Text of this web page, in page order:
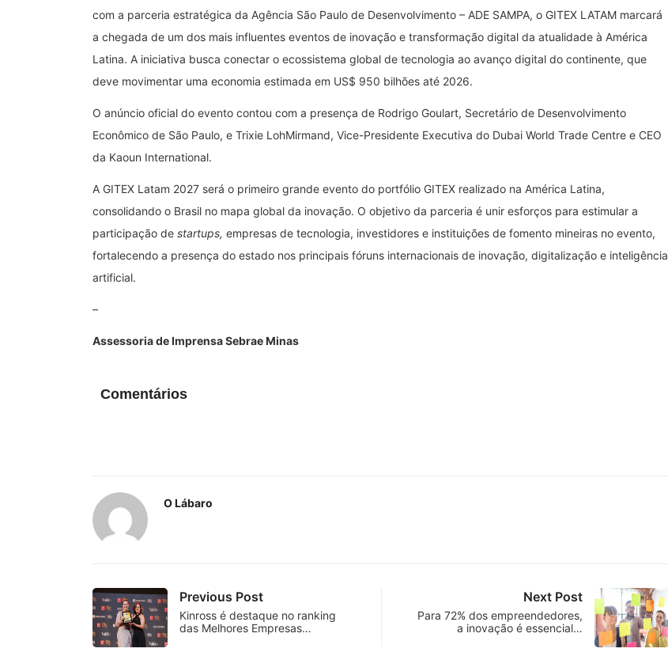
com a parceria estratégica da Agência São Paulo de Desenvolvimento – ADE SAMPA, o GITEX LATAM marcará
a chegada de um dos mais influentes eventos de inovação e transformação digital da atualidade à América
Latina. A iniciativa busca conectar o ecossistema global de tecnologia ao avanço digital do continente, que
deve movimentar uma economia estimada em US$ 950 bilhões até 2026.
O anúncio oficial do evento contou com a presença de Rodrigo Goulart, Secretário de Desenvolvimento
Econômico de São Paulo, e Trixie LohMirmand, Vice-Presidente Executiva do Dubai World Trade Centre e CEO
da Kaoun International.
A GITEX Latam 2027 será o primeiro grande evento do portfólio GITEX realizado na América Latina,
consolidando o Brasil no mapa global da inovação. O objetivo da parceria é unir esforços para estimular a
participação de startups, empresas de tecnologia, investidores e instituições de fomento mineiras no evento,
fortalecendo a presença do estado nos principais fóruns internacionais de inovação, digitalização e inteligência
artificial.
–
Assessoria de Imprensa Sebrae Minas
Comentários
O Lábaro
Previous Post
Kinross é destaque no ranking
das Melhores Empresas…
Next Post
Para 72% dos empreendedores,
a inovação é essencial…